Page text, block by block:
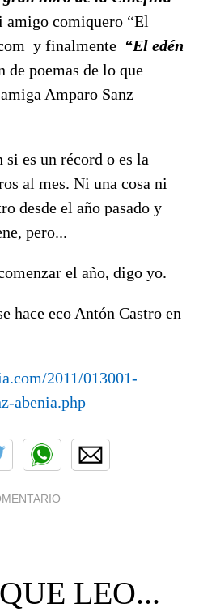
amigo comiquero “El
y finalmente “El edén
de poemas de lo que
Amparo Sanz
si es un récord o es la
al mes. Ni una cosa ni
desde el año pasado y
pero...
el año, digo yo.
hace eco Antón Castro en
2011/013001-
abenia.php
LEO...